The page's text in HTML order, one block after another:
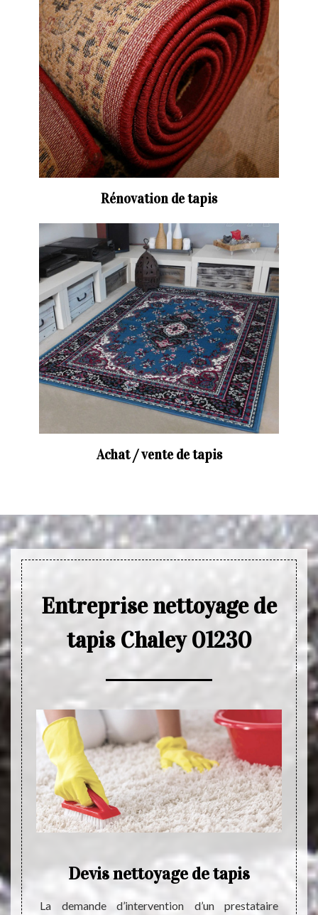
Rénovation de tapis
Achat / vente de tapis
Entreprise nettoyage de
tapis Chaley 01230
Devis nettoyage de tapis
La demande d’intervention d’un prestataire